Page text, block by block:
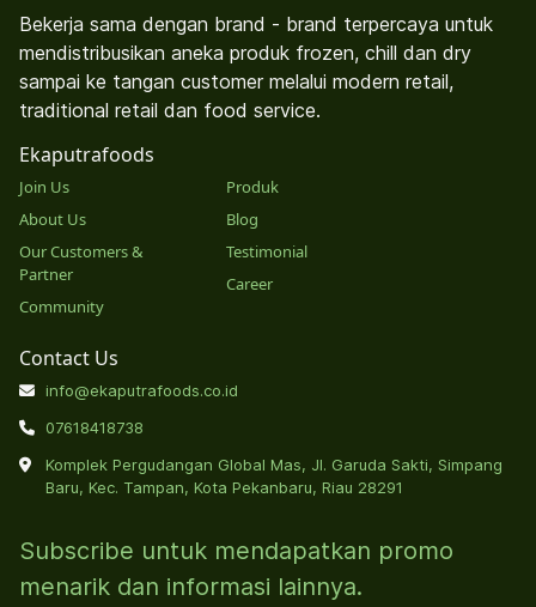
Bekerja sama dengan brand - brand terpercaya untuk
mendistribusikan aneka produk frozen, chill dan dry
sampai ke tangan customer melalui modern retail,
traditional retail dan food service.
Ekaputrafoods
Join Us
About Us
Our Customers &
Partner
Community
Produk
Blog
Testimonial
Career
Contact Us
info@ekaputrafoods.co.id
07618418738
Komplek Pergudangan Global Mas, Jl. Garuda Sakti, Simpang
Baru, Kec. Tampan, Kota Pekanbaru, Riau 28291
Subscribe untuk mendapatkan promo
menarik dan informasi lainnya.